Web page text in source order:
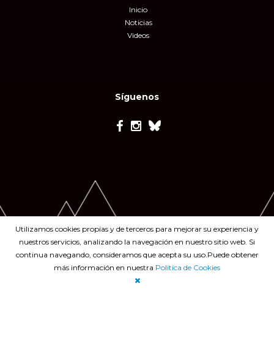
Utilizamos cookies propias y de terceros para mejorar su experiencia y
nuestros servicios, analizando la navegación en nuestro sitio web. Si
continua navegando, consideramos que acepta su uso.Puede obtener
más información en nuestra Política de Cookies
Síguenos
Inicio
Noticias
Videos